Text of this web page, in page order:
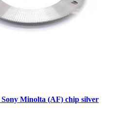
Minolta (AF) chip silver